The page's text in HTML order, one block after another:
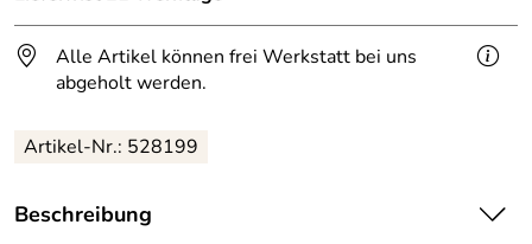
Alle Artikel können frei Werkstatt bei uns
abgeholt werden.
Artikel-Nr.: 528199
Beschreibung